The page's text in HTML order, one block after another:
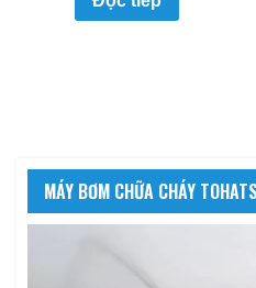
MÁY BƠM CHỮA CHÁY